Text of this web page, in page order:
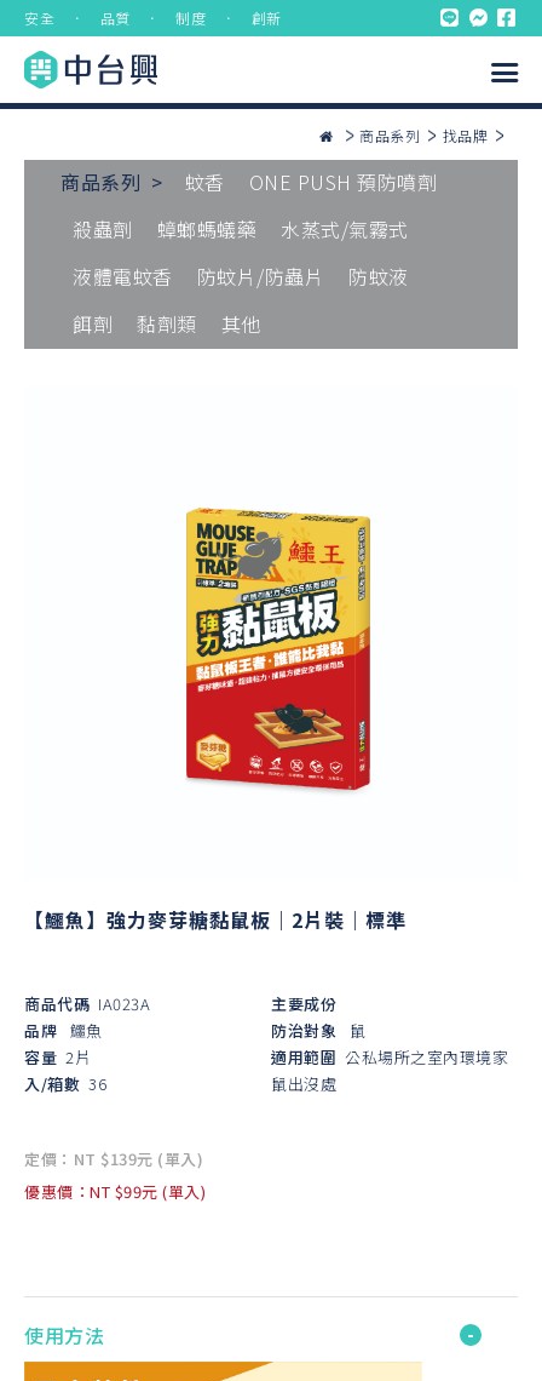
安全 ． 品質 ． 制度 ． 創新
商品系列 找品牌
商品系列 > 蚊香
ONE PUSH 預防噴劑
殺蟲劑
蟑螂螞蟻藥
水蒸式/氣霧式
液體電蚊香
防蚊片/防蟲片
防蚊液
餌劑
黏劑類 其他
【鱷魚】強力麥芽糖黏鼠板｜2片裝｜標準
商品代碼 IA023A
品牌 鱷魚
容量 2片
入/箱數 36
主要成份
防治對象
鼠
適用範圍 公私場所之室內環境家
鼠出沒處
定價：NT $139元 (單入)
優惠價：NT $99元 (單入)
使用方法